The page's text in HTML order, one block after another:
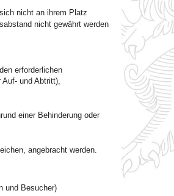
nicht an ihrem Platz
nicht gewährt werden
erforderlichen
und Abtritt),
einer Behinderung oder
angebracht werden.
und Besucher)